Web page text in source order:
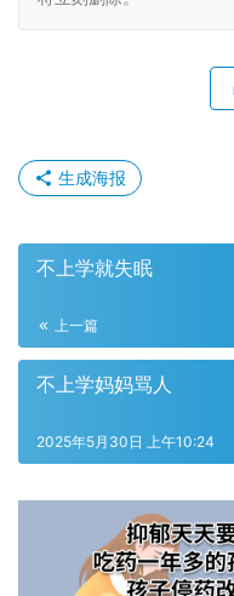
生成海报
不上学就失眠
上一篇
不上学妈妈骂人
2025年5月30日 上午10:24